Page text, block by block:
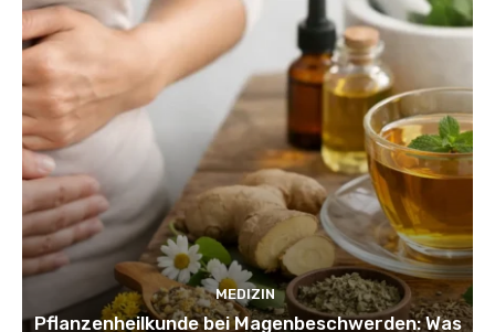
MEDIZIN
Pflanzenheilkunde bei Magenbeschwerden: Was